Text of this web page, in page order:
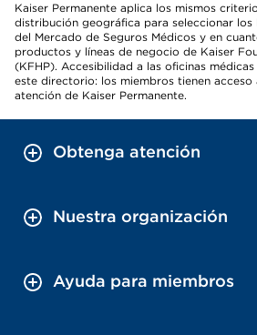
Kaiser Permanente aplica los mismos
distribución geográfica para seleccionar los
del Mercado de Seguros Médicos y en
productos y líneas de negocio de Kaiser
(KFHP). Accesibilidad a las oficinas
este directorio: los miembros tienen
atención de Kaiser Permanente.
Obtenga atención
Nuestra organización
Ayuda para miembros